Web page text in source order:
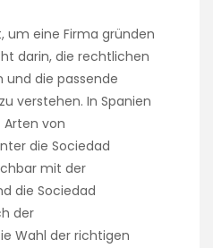
um eine Firma gründen
darin, die rechtlichen
und die passende
verstehen. In Spanien
von
die Sociedad
mit der
die Sociedad
der
Wahl der richtigen